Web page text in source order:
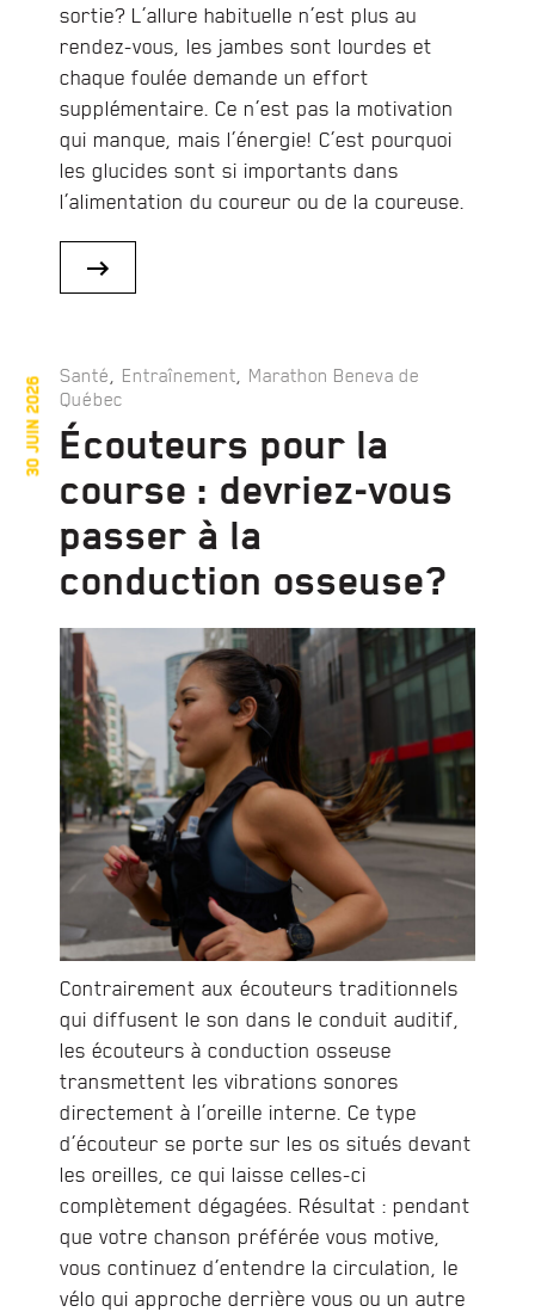
sortie? L’allure habituelle n’est plus au
rendez-vous, les jambes sont lourdes et
chaque foulée demande un effort
supplémentaire. Ce n’est pas la motivation
qui manque, mais l’énergie! C’est pourquoi
les glucides sont si importants dans
l’alimentation du coureur ou de la coureuse.
30 juin 2026
Santé, Entraînement, Marathon Beneva de
Québec
Écouteurs pour la
course : devriez-vous
passer à la
conduction osseuse?
Contrairement aux écouteurs traditionnels
qui diffusent le son dans le conduit auditif,
les écouteurs à conduction osseuse
transmettent les vibrations sonores
directement à l’oreille interne. Ce type
d’écouteur se porte sur les os situés devant
les oreilles, ce qui laisse celles-ci
complètement dégagées. Résultat : pendant
que votre chanson préférée vous motive,
vous continuez d’entendre la circulation, le
vélo qui approche derrière vous ou un autre